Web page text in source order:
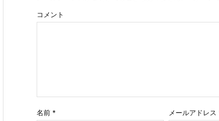
コメント
名前 * メールアドレス